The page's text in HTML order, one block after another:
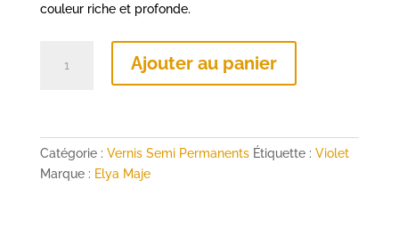
couleur riche et profonde.
Vernis
Semi-
Ajouter au panier
Catégorie : Vernis Semi Permanents Étiquette : Violet
Marque : Elya Maje